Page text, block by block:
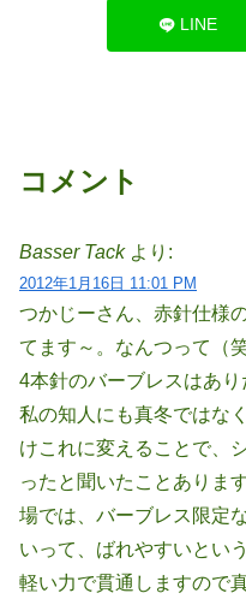
LINE
コメント
Basser Tack より:
2012年1月16日 11:01 PM
つかじーさん、赤針仕様
てます～。なんつって（笑
4本針のバーブレスはあり
私の知人にも真冬ではな
けこれに変えることで、
ったと聞いたことありま
場では、バーブレス限定
いって、ばれやすいとい
軽い力で貫通しますので